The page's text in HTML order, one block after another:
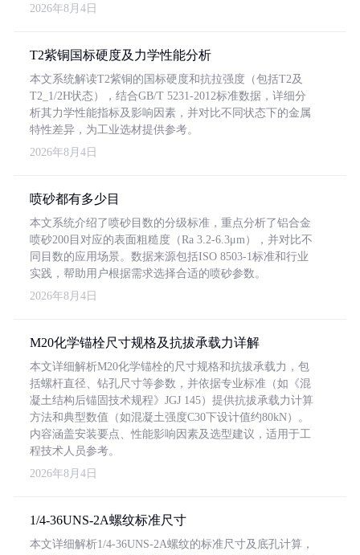
2026年8月4日
T2紫铜国标硬度及力学性能分析
本文系统解读T2紫铜的国标硬度和抗拉强度（包括T2及
T2_1/2H状态），结合GB/T 5231-2012标准数据，详细分
析其力学性能指标及影响因素，并对比不同状态下的金属
特性差异，为工业选材提供参考。
2026年8月4日
喷砂都有多少目
本文系统介绍了喷砂目数的分级标准，重点分析了铝合金
喷砂200目对应的表面粗糙度（Ra 3.2-6.3μm），并对比不
同目数的应用场景。数据来源包括ISO 8503-1标准和行业
实践，帮助用户根据需求选择合适的喷砂参数。
2026年8月4日
M20化学锚栓尺寸规格及抗拔承载力详解
本文详细解析M20化学锚栓的尺寸规格和抗拔承载力，包
括螺杆直径、钻孔尺寸等参数，并依据专业标准（如《混
凝土结构后锚固技术规程》JGJ 145）提供抗拔承载力计算
方法和典型数值（如混凝土强度C30下设计值约80kN）。
内容涵盖安装要点、性能影响因素及选型建议，适用于工
程技术人员参考。
2026年8月4日
1/4-36UNS-2A螺纹标准尺寸
本文详细解析1/4-36UNS-2A螺纹的标准尺寸及底孔计算，